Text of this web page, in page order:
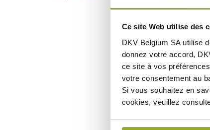
Ce site Web utilise des
DKV Belgium SA utilise
donnez votre accord,
ce site à vos
votre consentement au
Si vous souhaitez en
cookies, veuillez